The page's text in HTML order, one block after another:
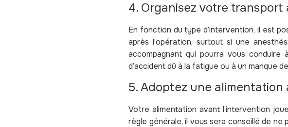
4. Organisez votre transport
En fonction du type d’intervention, il est
après l’opération, surtout si une
accompagnant qui pourra vous conduire
d’accident dû à la fatigue ou à un manque
5. Adoptez une
Votre alimentation avant l’intervention
règle générale, il vous sera conseillé de ne